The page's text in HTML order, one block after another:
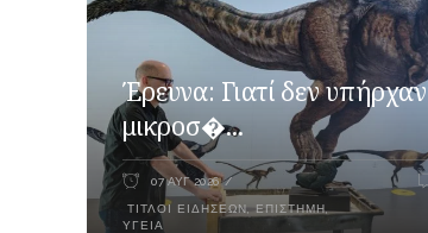
Έρευνα: Γιατί δεν υπήρχαν
μικροσ�...
07 ΑΥΓ 2026
ΤΊΤΛΟΙ ΕΙΔΉΣΕΩΝ,ΕΠΙΣΤΉΜΗ,
ΥΓΕΊΑ